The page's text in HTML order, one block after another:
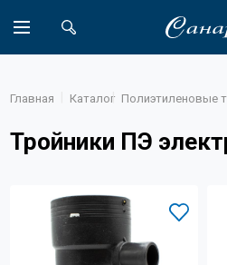
Каталог
Главная Каталог Полиэтиленовые
Тройники ПЭ